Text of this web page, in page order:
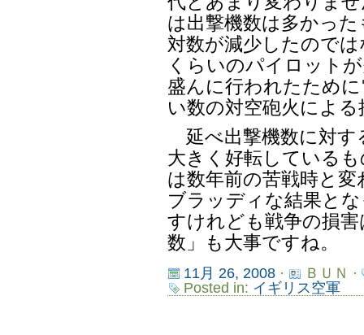
は出撃機数は多かっ
対数が減少したので
くらいのパイロット
盛んに行われたため
い数の対空砲火によ
延べ出撃機数に対す
大きく好転している
は数年前の苦戦時と
ブラッディな結果と
すけれども戦争の損
数」も大事ですね。
11月 26, 2008·
ＢＵＮ ·
Posted in: イギリス空軍